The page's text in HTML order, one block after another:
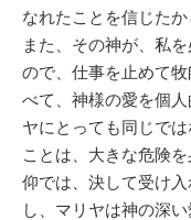
なれたことを信じた
また、その神が、私
ので、仕事を止めて
べて、神様の愛を個
ヤにとっても同じで
ことは、大きな危険
仰では、決して受け
し、マリヤは神の深